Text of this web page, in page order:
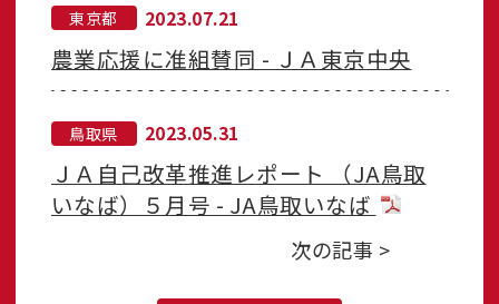
東京都 2023.07.21
農業応援に准組賛同 - ＪＡ東京中央
鳥取県 2023.05.31
ＪＡ自己改革推進レポート （JA鳥取
いなば）５月号 - JA鳥取いなば
次の記事 >